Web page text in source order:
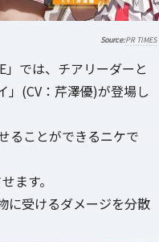
PR TIMES
」では、チアリーダーと
」(CV：芹澤優)が登場し
ることができるニケで
ます。
に受けるダメージを分散